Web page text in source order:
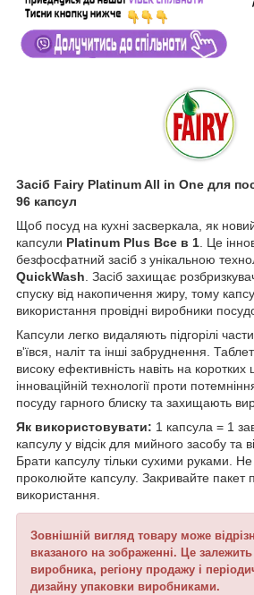
Засіб Fairy Platinum All in One для
96 капсул
Щоб посуд на кухні засверкала, як
капсули Platinum Plus Все в 1. Це
безфосфатний засіб з унікальною
QuickWash. Засіб захищає
спуску від накопичення жиру, тому
використання провідні виробники
Капсули легко видаляють підгорілі
в'ївся, наліт та інші забруднення.
високу ефективність навіть на
інноваційній технології проти
посуду гарного блиску та захищають
Як використовувати: 1 капсула = 1
капсулу у відсік для мийного засобу та
Брати капсулу тільки сухими руками.
проколюйте капсулу. Закривайте пакет
використання.
Зовнішній вигляд товару може
вказаного на зображенні. Це залежить
виробника, регіону продажу і
дизайну упаковки виробниками.